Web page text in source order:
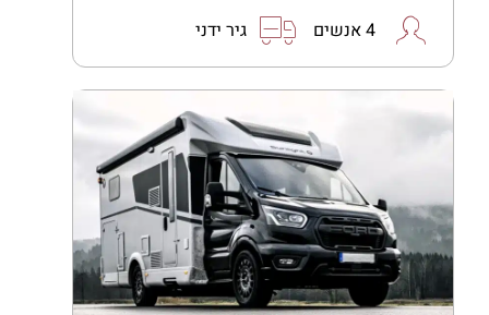
4 אנשים גיר ידני